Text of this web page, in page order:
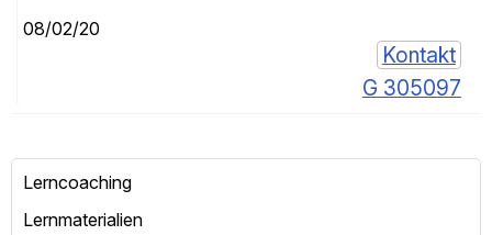
08/02/20
Kontakt
G 305097
Lerncoaching
Lernmaterialien